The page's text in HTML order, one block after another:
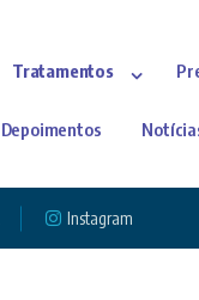
Tratamentos
Depoimentos
Instagram